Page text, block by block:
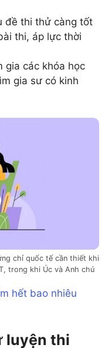
đề thi thử càng tốt
thi, áp lực thời
gia các khóa học
gia sư có kinh
chỉ quốc tế cần thiết khi
trong khi Úc và Anh chú
hết bao nhiêu
luyện thi